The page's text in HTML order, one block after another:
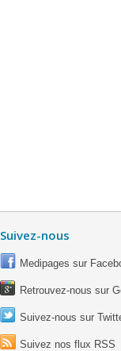
Suivez-nous
Medipages sur
Retrouvez-nous sur
Suivez-nous sur
Suivez nos flux RSS